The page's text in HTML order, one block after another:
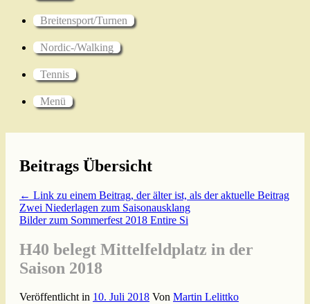
Breitensport/Turnen
Nordic-/Walking
Tennis
Menü
Beitrags Übersicht
← Link zu einem Beitrag, der älter ist, als der aktuelle Beitrag
Zwei Niederlagen zum Saisonausklang
Bilder zum Sommerfest 2018 Entire Si
H40 belegt Mittelfeldplatz in der
Saison 2018
Veröffentlicht in 10. Juli 2018 Von Martin Lelittko